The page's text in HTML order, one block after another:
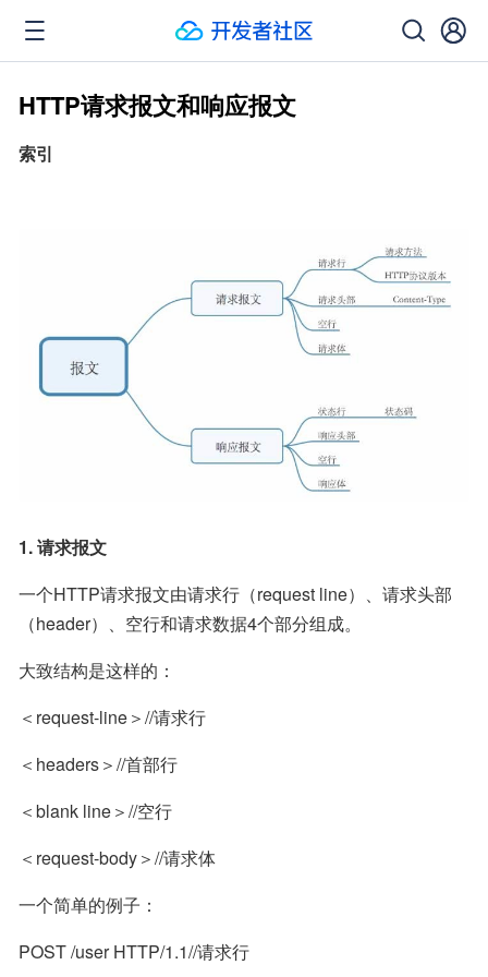
HTTP请求报文和响应报文
索引
1. 请求报文
一个HTTP请求报文由请求行（request line）、请求头部
（header）、空行和请求数据4个部分组成。
大致结构是这样的：
＜request-line＞//请求行
＜headers＞//首部行
＜blank line＞//空行
＜request-body＞//请求体
一个简单的例子：
POST /user HTTP/1.1//请求行